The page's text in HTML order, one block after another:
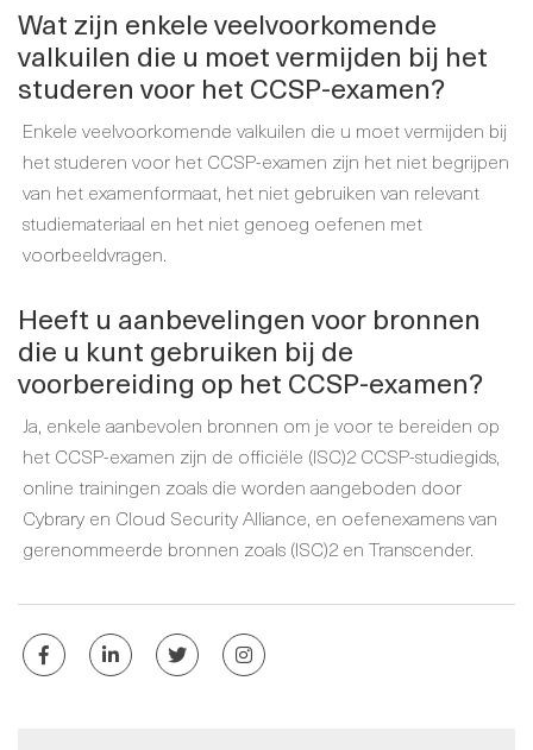
Wat zijn enkele veelvoorkomende
valkuilen die u moet vermijden bij het
studeren voor het CCSP-examen?
Enkele veelvoorkomende valkuilen die u moet vermijden bij
het studeren voor het CCSP-examen zijn het niet begrijpen
van het examenformaat, het niet gebruiken van relevant
studiemateriaal en het niet genoeg oefenen met
voorbeeldvragen.
Heeft u aanbevelingen voor bronnen
die u kunt gebruiken bij de
voorbereiding op het CCSP-examen?
Ja, enkele aanbevolen bronnen om je voor te bereiden op
het CCSP-examen zijn de officiële (ISC)2 CCSP-studiegids,
online trainingen zoals die worden aangeboden door
Cybrary en Cloud Security Alliance, en oefenexamens van
gerenommeerde bronnen zoals (ISC)2 en Transcender.